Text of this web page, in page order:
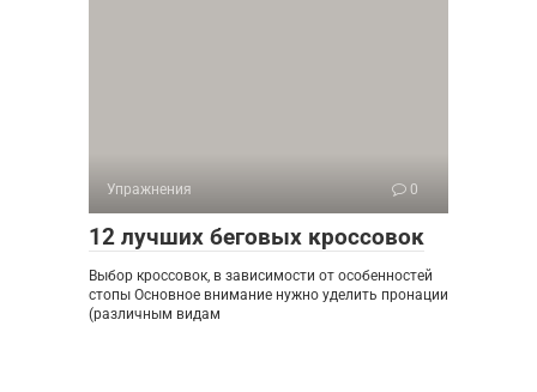
Упражнения 0
12 лучших беговых кроссовок
Выбор кроссовок, в зависимости от особенностей
стопы Основное внимание нужно уделить пронации
(различным видам